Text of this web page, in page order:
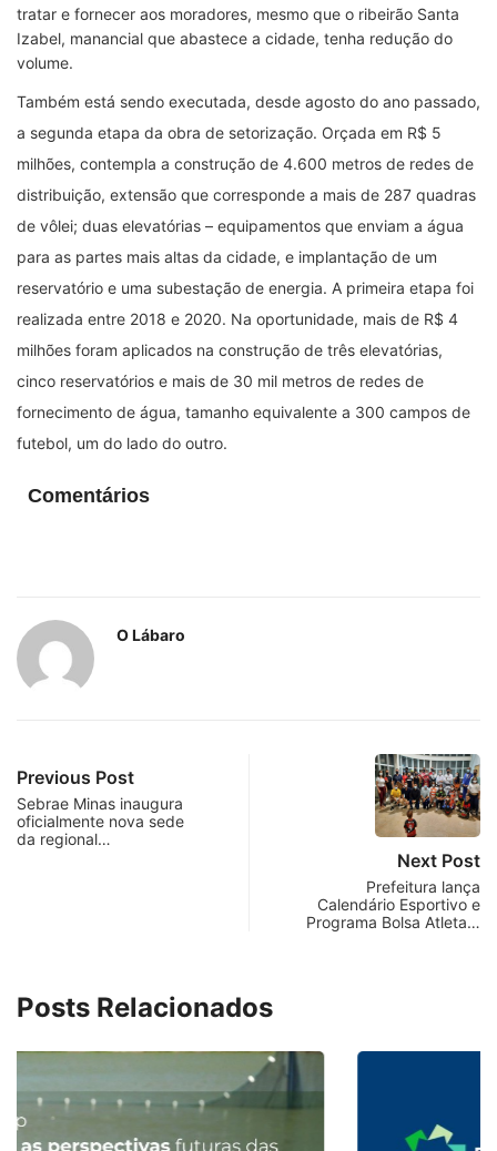
tratar e fornecer aos moradores, mesmo que o ribeirão Santa
Izabel, manancial que abastece a cidade, tenha redução do
volume.
Também está sendo executada, desde agosto do ano passado,
a segunda etapa da obra de setorização. Orçada em R$ 5
milhões, contempla a construção de 4.600 metros de redes de
distribuição, extensão que corresponde a mais de 287 quadras
de vôlei; duas elevatórias – equipamentos que enviam a água
para as partes mais altas da cidade, e implantação de um
reservatório e uma subestação de energia. A primeira etapa foi
realizada entre 2018 e 2020. Na oportunidade, mais de R$ 4
milhões foram aplicados na construção de três elevatórias,
cinco reservatórios e mais de 30 mil metros de redes de
fornecimento de água, tamanho equivalente a 300 campos de
futebol, um do lado do outro.
Comentários
O Lábaro
Previous Post
Sebrae Minas inaugura
oficialmente nova sede
da regional…
Next Post
Prefeitura lança
Calendário Esportivo e
Programa Bolsa Atleta…
Posts Relacionados